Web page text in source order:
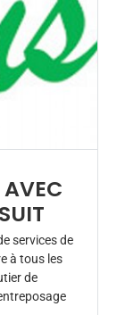
services de
à tous les
de